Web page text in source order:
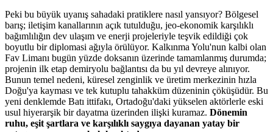
Peki bu büyük uyanış sahadaki pratiklere nasıl yansıyor? Bölgesel
barış; iletişim kanallarının açık tutulduğu, jeo-ekonomik karşılıklı
bağımlılığın dev ulaşım ve enerji projeleriyle teşvik edildiği çok
boyutlu bir diplomasi ağıyla örülüyor. Kalkınma Yolu'nun kalbi olan
Fav Limanı bugün yüzde doksanın üzerinde tamamlanmış durumda;
projenin ilk etap demiryolu bağlantısı da bu yıl devreye alınıyor.
Bunun temel nedeni, küresel zenginlik ve üretim merkezinin hızla
Doğu'ya kayması ve tek kutuplu tahakküm düzeninin çöküşüdür. Bu
yeni denklemde Batı ittifakı, Ortadoğu'daki yükselen aktörlerle eski
usul hiyerarşik bir dayatma üzerinden ilişki kuramaz. Dönemin
ruhu, eşit şartlara ve karşılıklı saygıya dayanan yatay bir